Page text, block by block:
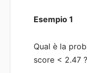
Esempio 1
Qual è la
score < 2.47 ?